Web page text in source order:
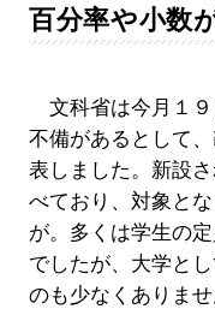
百分率や小数
文科省は今月１９
不備があるとして
表しました。新設
べており、対象と
が。多くは学生の
でしたが、大学と
のも少なくありませ